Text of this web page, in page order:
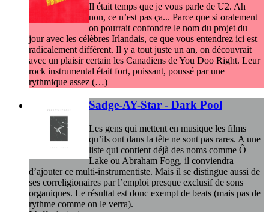
Il était temps que je vous parle de U2. Ah
non, ce n’est pas ça... Parce que si oralement
on pourrait confondre le nom du projet du
jour avec les célèbres Irlandais, ce que vous entendrez ici est
radicalement différent. Il y a tout juste un an, on découvrait
avec un plaisir certain les Canadiens de You Doo Right. Leur
rock instrumental était fort, puissant, poussé par une
rythmique assez (…)
Sadge-AY-Star - Dark Pool
Les gens qui mettent en musique les films
qu’ils ont dans la tête ne sont pas rares. A une
liste qui contient déjà des noms comme Ô
Lake ou Abraham Fogg, il conviendra
d’ajouter ce multi-instrumentiste. Mais il se distingue aussi de
ses correligionaires par l’emploi presque exclusif de sons
organiques. Le résultat est donc exempt de beats (mais pas de
rythme comme on le verra).